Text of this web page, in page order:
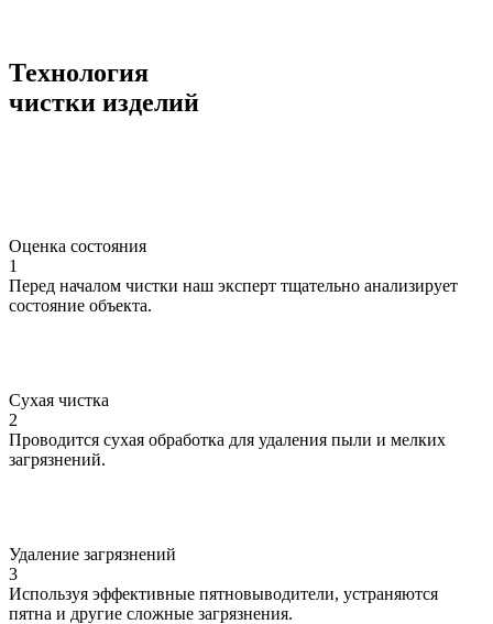
Технология
чистки изделий
Оценка состояния
1
Перед началом чистки наш эксперт тщательно анализирует
состояние объекта.
Сухая чистка
2
Проводится сухая обработка для удаления пыли и мелких
загрязнений.
Удаление загрязнений
3
Используя эффективные пятновыводители, устраняются
пятна и другие сложные загрязнения.